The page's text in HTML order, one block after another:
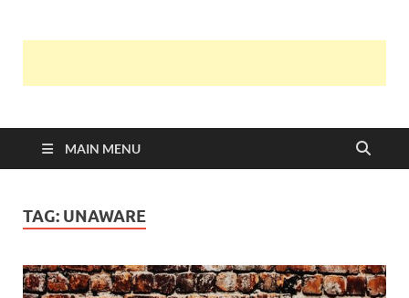
MAIN MENU
TAG: UNAWARE